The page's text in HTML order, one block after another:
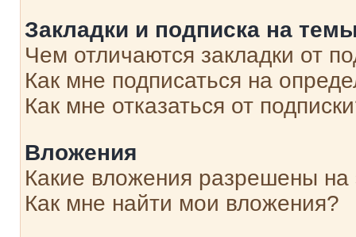
Закладки и подписка на
Чем отличаются закладки от
Как мне подписаться на
Как мне отказаться от
Вложения
Какие вложения разрешены
Как мне найти мои вложения?